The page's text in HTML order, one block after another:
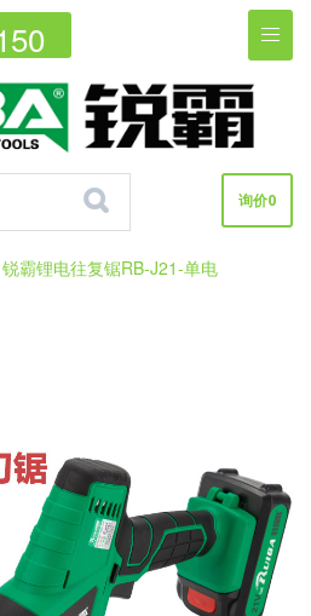

 询价0
锐霸锂电往复锯RB-J21-单电